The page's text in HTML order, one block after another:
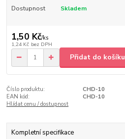
Dostupnost Skladem
1,50 Kč/ks
1,24 Kč bez DPH
Přidat do košíku
Číslo produktu:
CHD-10
EAN kód:
CHD-10
Hlídat cenu / dostupnost
Kompletní specifikace